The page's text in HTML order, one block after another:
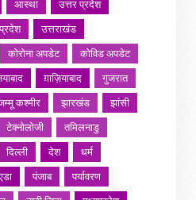
आस्था
उत्तर प्रदेश
उत्तराखंड
कोरोना अपडेट
कोविड अपडेट
ग़ाज़ियाबाद
गुजरात
कश्मीर झारखंड
झांसी
टेक्नोलोजी
तमिलनाडु
दिल्ली देश
धर्म
पंजाब
पर्यावरण